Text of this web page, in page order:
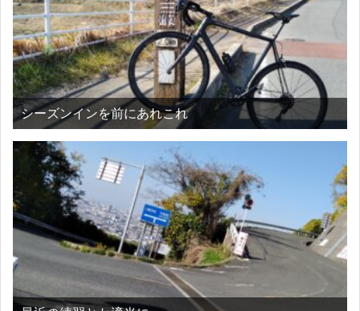
シーズンインを前にあれこれ